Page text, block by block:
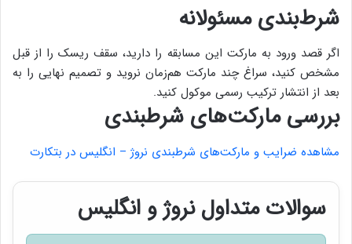
شرط‌بندی مسئولانه
اگر قصد ورود به مارکت این مسابقه را دارید، سقف ریسک را از قبل
مشخص کنید، سراغ چند مارکت هم‌زمان نروید و تصمیم نهایی را به
بعد از انتشار ترکیب رسمی موکول کنید.
بررسی مارکت‌های شرطبندی
مشاهده ضرایب و مارکت‌های شرطبندی نروژ – انگلیس در بتکارت
سوالات متداول نروژ و انگلیس